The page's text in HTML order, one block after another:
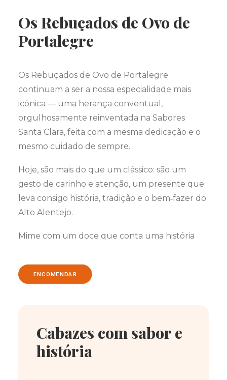
Os Rebuçados de Ovo de
Portalegre
Os Rebuçados de Ovo de Portalegre
continuam a ser a nossa especialidade mais
icónica — uma herança conventual,
orgulhosamente reinventada na Sabores
Santa Clara, feita com a mesma dedicação e o
mesmo cuidado de sempre.
Hoje, são mais do que um clássico: são um
gesto de carinho e atenção, um presente que
leva consigo história, tradição e o bem‑fazer do
Alto Alentejo.
Mime com um doce que conta uma história
ENCOMENDAR
Cabazes com sabor e
história